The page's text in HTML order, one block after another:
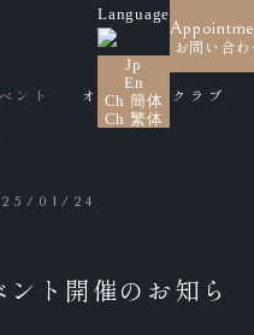
Language
Jp
En
Ch 簡体
Ch 繁体
お問い合
ント
オーナーズクラブ
01/24
ト開催のお知ら